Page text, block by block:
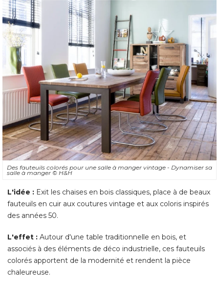
Des fauteuils colorés pour une salle à manger vintage - Dynamiser sa
salle à manger © H&H
L'idée : Exit les chaises en bois classiques, place à de beaux
fauteuils en cuir aux coutures vintage et aux coloris inspirés
des années 50.
L'effet : Autour d'une table traditionnelle en bois, et
associés à des éléments de déco industrielle, ces fauteuils
colorés apportent de la modernité et rendent la pièce
chaleureuse.